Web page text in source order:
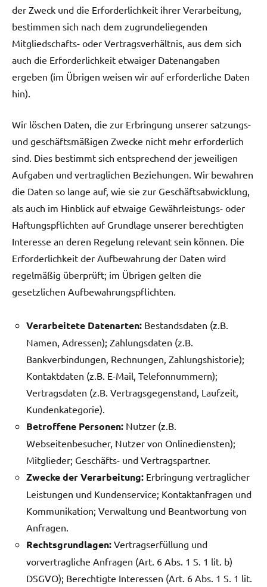
der Zweck und die Erforderlichkeit ihrer Verarbeitung,
bestimmen sich nach dem zugrundeliegenden
Mitgliedschafts- oder Vertragsverhältnis, aus dem sich
auch die Erforderlichkeit etwaiger Datenangaben
ergeben (im Übrigen weisen wir auf erforderliche Daten
hin).
Wir löschen Daten, die zur Erbringung unserer satzungs-
und geschäftsmäßigen Zwecke nicht mehr erforderlich
sind. Dies bestimmt sich entsprechend der jeweiligen
Aufgaben und vertraglichen Beziehungen. Wir bewahren
die Daten so lange auf, wie sie zur Geschäftsabwicklung,
als auch im Hinblick auf etwaige Gewährleistungs- oder
Haftungspflichten auf Grundlage unserer berechtigten
Interesse an deren Regelung relevant sein können. Die
Erforderlichkeit der Aufbewahrung der Daten wird
regelmäßig überprüft; im Übrigen gelten die
gesetzlichen Aufbewahrungspflichten.
Verarbeitete Datenarten: Bestandsdaten (z.B.
Namen, Adressen); Zahlungsdaten (z.B.
Bankverbindungen, Rechnungen, Zahlungshistorie);
Kontaktdaten (z.B. E-Mail, Telefonnummern);
Vertragsdaten (z.B. Vertragsgegenstand, Laufzeit,
Kundenkategorie).
Betroffene Personen: Nutzer (z.B.
Webseitenbesucher, Nutzer von Onlinediensten);
Mitglieder; Geschäfts- und Vertragspartner.
Zwecke der Verarbeitung: Erbringung vertraglicher
Leistungen und Kundenservice; Kontaktanfragen und
Kommunikation; Verwaltung und Beantwortung von
Anfragen.
Rechtsgrundlagen: Vertragserfüllung und
vorvertragliche Anfragen (Art. 6 Abs. 1 S. 1 lit. b)
DSGVO); Berechtigte Interessen (Art. 6 Abs. 1 S. 1 lit.